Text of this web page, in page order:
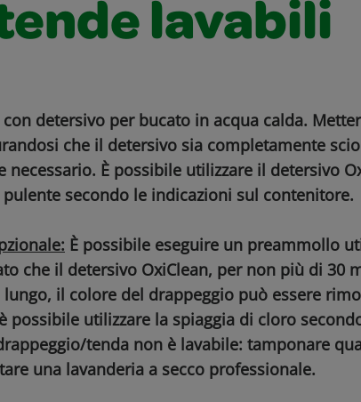
lavabili
detersivo per bucato in acqua calda.
che il detersivo sia completamente
necessario. È possibile utilizzare il detersivo
secondo le indicazioni sul contenitore.
È possibile eseguire un preammollo
che il detersivo OxiClean, per non più di 30
il colore del drappeggio può essere
possibile utilizzare la spiaggia di cloro
tenda non è lavabile: tamponare
una lavanderia a secco professionale.